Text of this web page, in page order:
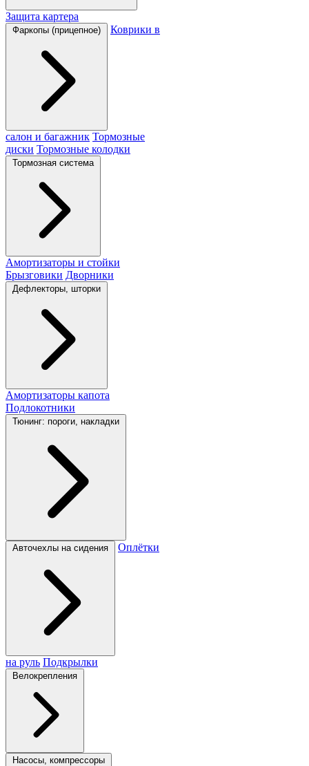
Защита картера
Фаркопы (прицепное) Коврики в
салон и багажник Тормозные
диски Тормозные колодки
Тормозная система
Амортизаторы и стойки
Брызговики Дворники
Дефлекторы, шторки
Амортизаторы капота
Подлокотники
Тюнинг: пороги, накладки
Авточехлы на сидения Оплётки
на руль Подкрылки
Велокрепления
Насосы, компрессоры